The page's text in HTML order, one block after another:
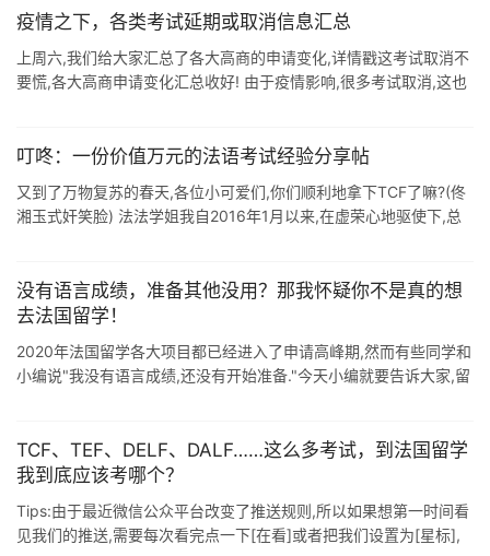
疫情之下，各类考试延期或取消信息汇总
上周六,我们给大家汇总了各大高商的申请变化,详情戳这考试取消不
要慌,各大高商申请变化汇总收好! 由于疫情影响,很多考试取消,这也
叮咚：一份价值万元的法语考试经验分享帖
又到了万物复苏的春天,各位小可爱们,你们顺利地拿下TCF了嘛?(佟
湘玉式奸笑脸) 法法学姐我自2016年1月以来,在虚荣心地驱使下,总
没有语言成绩，准备其他没用？那我怀疑你不是真的想
去法国留学！
2020年法国留学各大项目都已经进入了申请高峰期,然而有些同学和
小编说"我没有语言成绩,还没有开始准备."今天小编就要告诉大家,留
TCF、TEF、DELF、DALF……这么多考试，到法国留学
我到底应该考哪个？
Tips:由于最近微信公众平台改变了推送规则,所以如果想第一时间看
见我们的推送,需要每次看完点一下[在看]或者把我们设置为[星标],